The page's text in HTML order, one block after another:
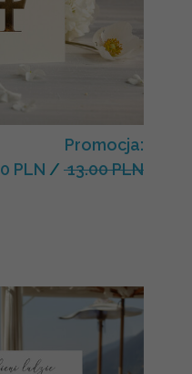
Promocja:
PLN / 13.00 PLN